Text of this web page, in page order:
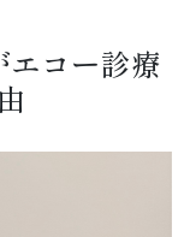
コー診療